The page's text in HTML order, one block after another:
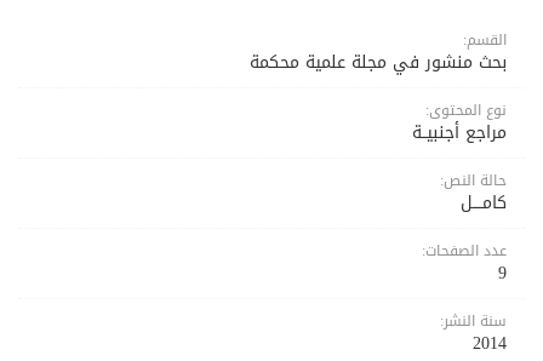
القسم:
بحث منشور في مجلة علمية محكمة
نوع المحتوى:
مراجع أجنبيــة
حالة النص:
كامــــل
عدد الصفحات:
9
سنة النشر:
2014